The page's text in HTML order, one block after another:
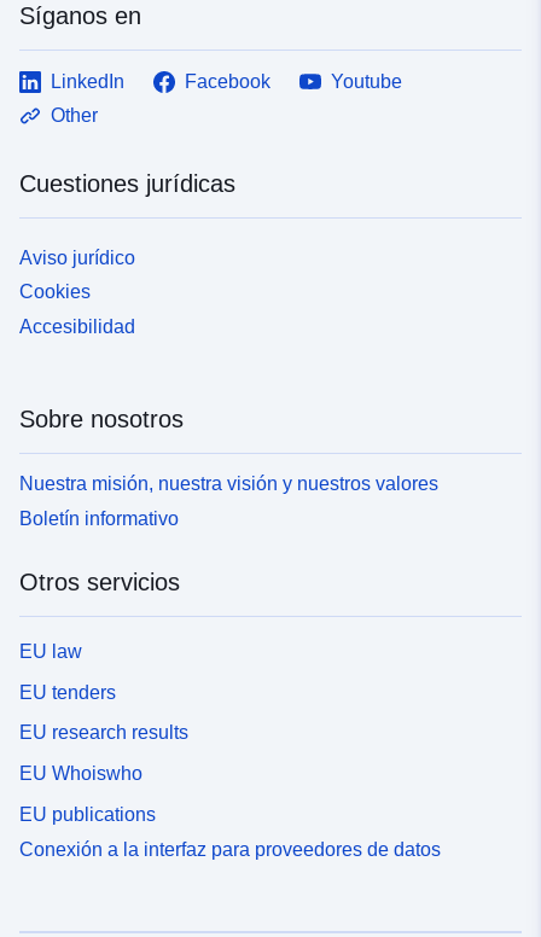
Síganos en
LinkedIn Facebook
Youtube
Other
Cuestiones jurídicas
Aviso jurídico
Cookies
Accesibilidad
Sobre nosotros
Nuestra misión, nuestra visión y nuestros valores
Boletín informativo
Otros servicios
EU law
EU tenders
EU research results
EU Whoiswho
EU publications
Conexión a la interfaz para proveedores de datos